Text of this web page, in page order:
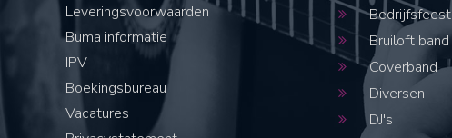
Leveringsvoorwaarden
Buma informatie
IPV
Boekingsbureau
Vacatures
Bedrijfsfeest
Bruiloft band
Coverband
Diversen
DJ's